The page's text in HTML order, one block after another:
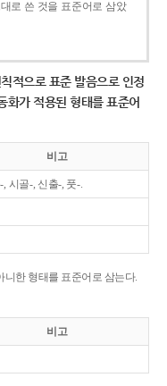
로 쓴 것을 표준어로 삼았
적으로 표준 발음으로 인정
화가 적용된 형태를 표준어
비고
, 시골-, 신출-, 풋-.
니한 형태를 표준어로 삼는다.
비고